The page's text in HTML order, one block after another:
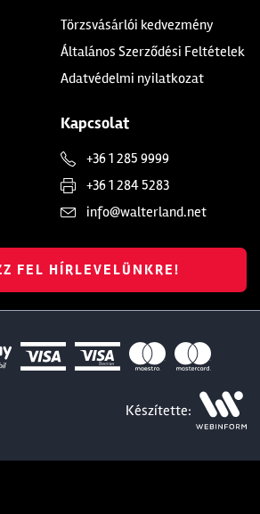
Törzsvásárlói kedvezmény
Általános Szerződési Feltételek
Adatvédelmi nyilatkozat
Kapcsolat
+36 1 285 9999
+36 1 284 5283
info@walterland.net
FEL HÍRLEVELÜNKRE!
Készítette: